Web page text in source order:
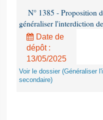
N° 1385 - Proposition
généraliser l'interdiction
Date de
dépôt :
13/05/2025
Voir le dossier (Généraliser
secondaire)